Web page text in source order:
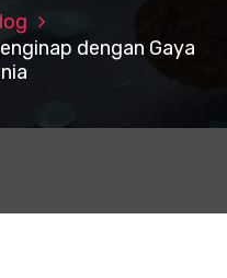
dengan Gaya